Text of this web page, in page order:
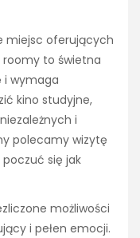
miejsc oferujących
roomy to świetna
i wymaga
kino studyjne,
i
polecamy wizytę
się jak
możliwości
i pełen emocji.